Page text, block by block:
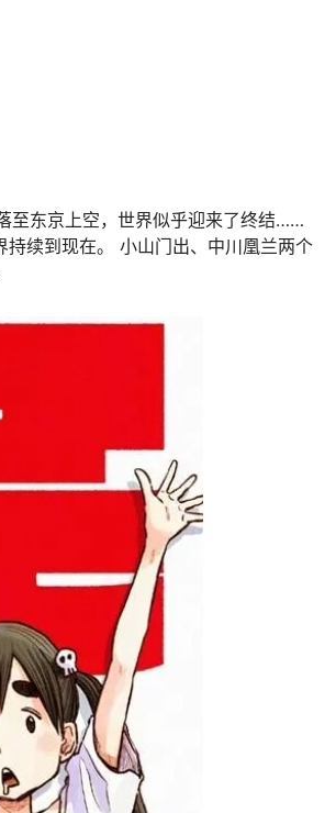
至东京上空，世界似乎迎来了终结……
续到现在。 小山门出、中川凰兰两个